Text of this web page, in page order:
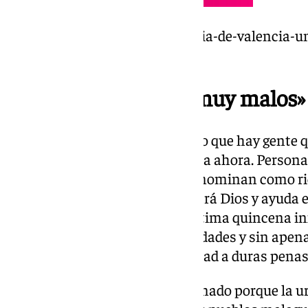
https://www.101tv.es/la-tragedia-de-valencia-
«Los caminos están muy malos»
Eso en lo positivo, en lo negativo que hay
todo desde el 29 de octubre hasta ahora.
ese colectivo que los medios denominan como
humildes a las que por les costará Dios y ayuda
reportajes de 101TV llevan la última quincena
dramáticas, gente con enfermedades y sin
intentando volver a la normalidad a duras
Todo ello además está condicionado porque la